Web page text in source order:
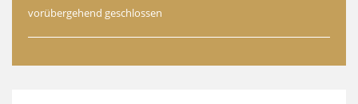
vorübergehend geschlossen